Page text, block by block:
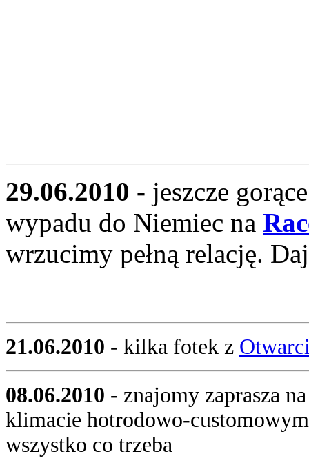
29.06.2010 - jeszcze
wypadu do Niemiec na
wrzucimy pełną relację.
21.06.2010 - kilka fotek z
08.06.2010 - znajomy zaprasza
klimacie hotrodowo-
wszystko co trzeba